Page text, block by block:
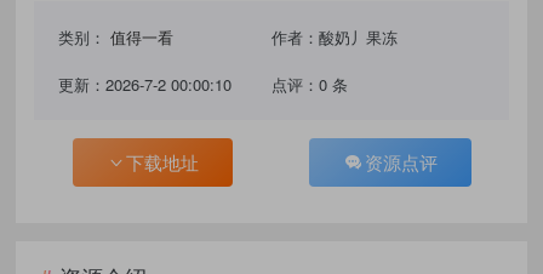
类别：值得一看 作者：酸奶丿果冻
更新：2026-7-2 00:00:10 点评：0 条
下载地址 资源点评